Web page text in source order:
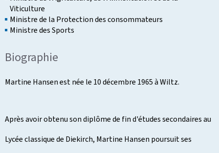
Viticulture
Ministre de la Protection des consommateurs
Ministre des Sports
Biographie
Martine Hansen est née le 10 décembre 1965 à Wiltz.
Après avoir obtenu son diplôme de fin d'études secondaires au
Lycée classique de Diekirch, Martine Hansen poursuit ses